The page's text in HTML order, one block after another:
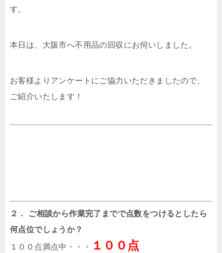
す。
本日は、大阪市へ不用品の回収にお伺いしました。
お客様よりアンケートにご協力いただきましたので、
ご紹介いたします！
２． ご相談から作業完了までで点数をつけるとしたら
何点位でしょうか？
１００点満点中・・・ １００点